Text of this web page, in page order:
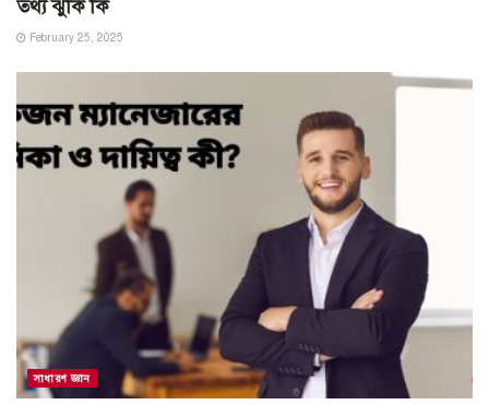
তথ্য ঝুঁকি কি
February 25, 2025
সাধারণ জ্ঞান